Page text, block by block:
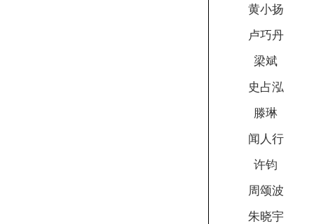
黄小扬
卢巧丹
梁斌
史占泓
滕琳
闻人行
许钧
周颂波
朱晓宇